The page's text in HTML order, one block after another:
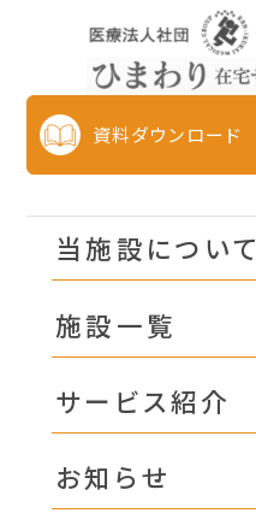
資料ダウンロード
当施設について
施設一覧
サービス紹介
お知らせ